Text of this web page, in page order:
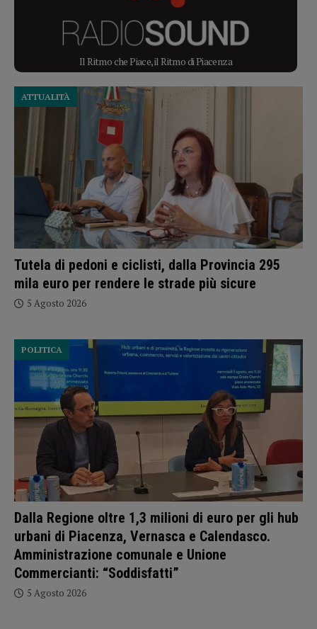
Il Ritmo che Piace, il Ritmo di Piacenza
Tutela di pedoni e ciclisti, dalla Provincia 295
mila euro per rendere le strade più sicure
ATTUALITÀ
5 Agosto 2026
Dalla Regione oltre 1,3 milioni di euro per gli hub
urbani di Piacenza, Vernasca e Calendasco.
Amministrazione comunale e Unione
Commercianti: “Soddisfatti”
POLITICA
5 Agosto 2026